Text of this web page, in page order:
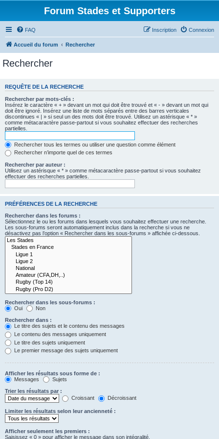
Forum Stades et Supporters
FAQ Connexion
Inscription
Accueil du forum Rechercher
Rechercher
REQUÊTE DE LA RECHERCHE
Rechercher par mots-clés :
Insérez le caractère « + » devant un mot qui doit être trouvé et « - » devant un mot qui
doit être ignoré. Insérez une liste de mots séparés entre des barres verticales
discontinues « | » si seul un des mots doit être trouvé. Utilisez un astérisque « * »
comme métacaractère passe-partout si vous souhaitez effectuer des recherches
partielles.
Rechercher tous les termes ou utiliser une question comme élément
Rechercher n’importe quel de ces termes
Rechercher par auteur :
Utilisez un astérisque « * » comme métacaractère passe-partout si vous souhaitez
effectuer des recherches partielles.
PRÉFÉRENCES DE LA RECHERCHE
Rechercher dans les forums :
Sélectionnez le ou les forums dans lesquels vous souhaitez effectuer une recherche.
Les sous-forums seront automatiquement inclus dans la recherche si vous ne
désactivez pas l’option « Rechercher dans les sous-forums » affichée ci-dessous.
Rechercher dans les sous-forums :
Oui
Non
Rechercher dans :
Le titre des sujets et le contenu des messages
Le contenu des messages uniquement
Le titre des sujets uniquement
Le premier message des sujets uniquement
Afficher les résultats sous forme de :
Messages
Sujets
Trier les résultats par :
Croissant
Décroissant
Limiter les résultats selon leur ancienneté :
Afficher seulement les premiers :
Saisissez « 0 » pour afficher le message dans son intégralité.